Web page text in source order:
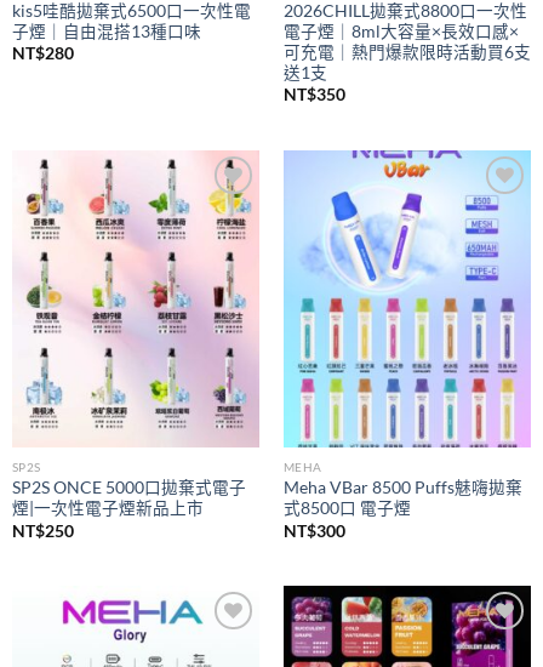
kis5哇酷拋棄式6500口一次性電
子煙｜自由混搭13種口味
NT$280
2026CHILL拋棄式8800口一次性
電子煙｜8ml大容量×長效口感×
可充電｜熱門爆款限時活動買6支
送1支
NT$350
Add to
wishlist
SP2S
SP2S ONCE 5000口拋棄式電子
煙|一次性電子煙新品上市
NT$250
Add to
wishlist
MEHA
Meha VBar 8500 Puffs魅嗨拋棄
式8500口 電子煙
NT$300
wishlist
Add to
wishlist